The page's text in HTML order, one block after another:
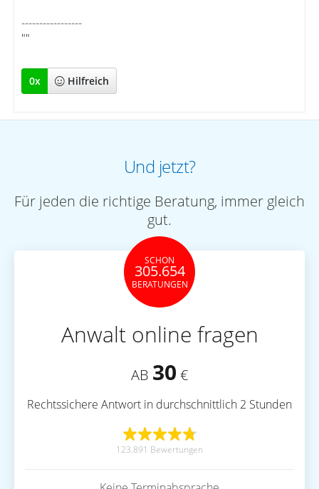
-----------------
""
0x Hilfreich
Und jetzt?
Für jeden die richtige Beratung, immer gleich
gut.
SCHON
305.654
BERATUNGEN
Anwalt online fragen
AB 30 €
Rechtssichere Antwort in durchschnittlich 2 Stunden
123.891 Bewertungen